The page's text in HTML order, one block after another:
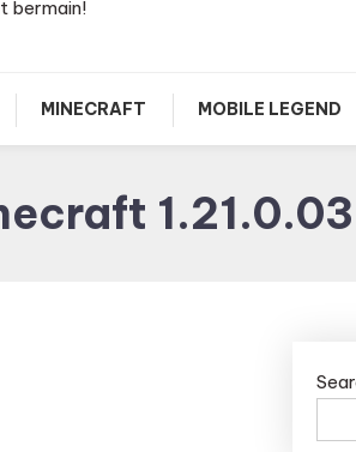
bermain!
MINECRAFT MOBILE LEGEND
1.21.0.03